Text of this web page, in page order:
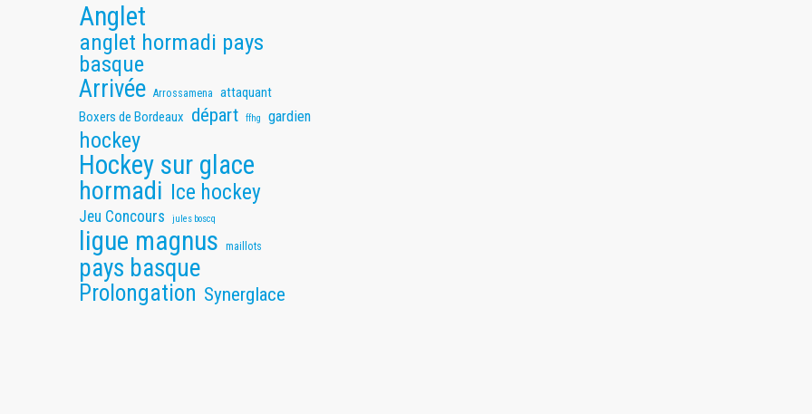
Anglet
anglet hormadi pays
basque
Arrivée Arrossamena attaquant
Boxers de Bordeaux départ ffhg gardien
hockey
Hockey sur glace
hormadi Ice hockey
Jeu Concours jules boscq
ligue magnus maillots
pays basque
Prolongation Synerglace